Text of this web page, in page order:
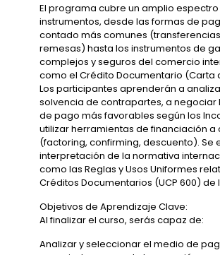
El programa cubre un amplio
instrumentos, desde las formas de
contado más comunes
remesas) hasta los instrumentos de
complejos y seguros del comercio
como el Crédito Documentario (Carta
Los participantes aprenderán a
solvencia de contrapartes, a negociar
de pago más favorables según los
utilizar herramientas de financiación a
(factoring, confirming, descuento). Se
interpretación de la normativa
como las Reglas y Usos Uniformes
Créditos Documentarios (UCP 600) de
Objetivos de Aprendizaje Clave:
Al finalizar el curso, serás capaz de:
Analizar y seleccionar el medio de